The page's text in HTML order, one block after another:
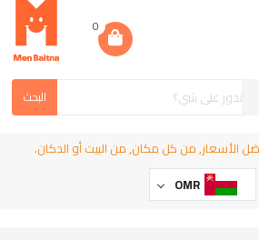
0
البحث
الأسعار, من كل مكان, من البيت أو الدكان.
OMR